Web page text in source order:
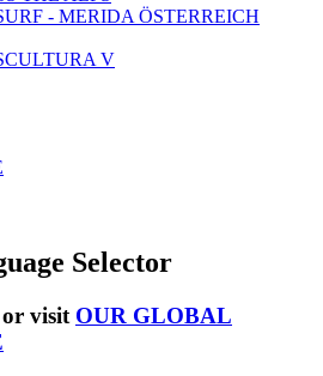
- MERIDA ÖSTERREICH
V
Selector
or visit OUR GLOBAL